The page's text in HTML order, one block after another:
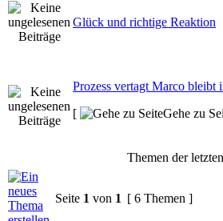
Glück und richtige Reaktion
Prozess vertagt Marco bleibt
[
Gehe zu
Themen der
Seite 1 von 1 [ 6 Themen ]